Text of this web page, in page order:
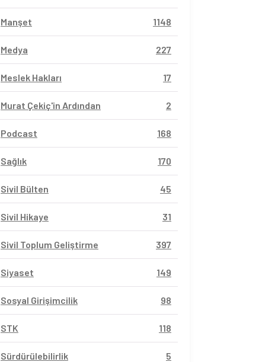
Manşet 1148
Medya 227
Meslek Hakları 17
Murat Çekiç'in Ardından 2
Podcast 168
Sağlık 170
Sivil Bülten 45
Sivil Hikaye 31
Sivil Toplum Geliştirme 397
Siyaset 149
Sosyal Girişimcilik 98
STK 118
Sürdürülebilirlik 5